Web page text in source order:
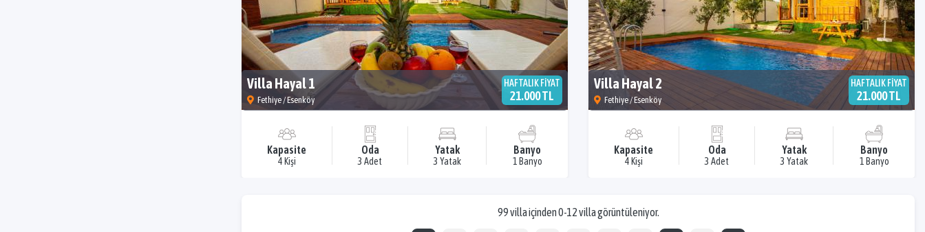
Villa Hayal 1
Fethiye / Esenköy
HAFTALIK FİYAT
21.000 TL
Kapasite
4 Kişi
Oda
3 Adet
Yatak
3 Yatak
Banyo
1 Banyo
Villa Hayal 2
Fethiye / Esenköy
HAFTALIK FİYAT
21.000 TL
Kapasite
4 Kişi
Oda
3 Adet
Yatak
3 Yatak
Banyo
1 Banyo
99 villa içinden 0-12 villa görüntüleniyor.